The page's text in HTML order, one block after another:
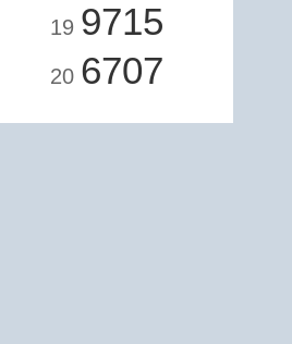
19 9715
20 6707